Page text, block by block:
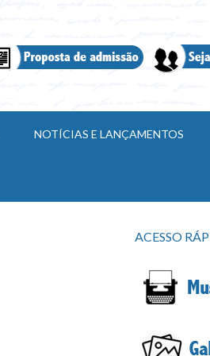
NOTÍCIAS E LANÇAMENTOS
ACESSO